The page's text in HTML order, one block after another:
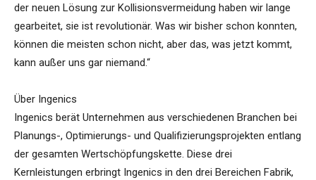
der neuen Lösung zur Kollisionsvermeidung haben wir lange
gearbeitet, sie ist revolutionär. Was wir bisher schon konnten,
können die meisten schon nicht, aber das, was jetzt kommt,
kann außer uns gar niemand.“
Über Ingenics
Ingenics berät Unternehmen aus verschiedenen Branchen bei
Planungs-, Optimierungs- und Qualifizierungsprojekten entlang
der gesamten Wertschöpfungskette. Diese drei
Kernleistungen erbringt Ingenics in den drei Bereichen Fabrik,